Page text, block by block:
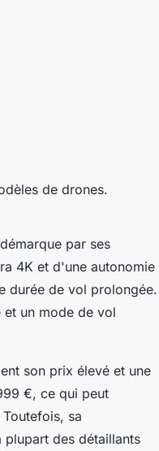
de drones.
par ses
4K et d'une autonomie
durée de vol prolongée.
et un mode de vol
son prix élevé et une
€, ce qui peut
sa
des détaillants